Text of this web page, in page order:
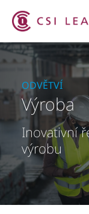
ODVĚTVÍ
Výroba
Inovativní
výrobu